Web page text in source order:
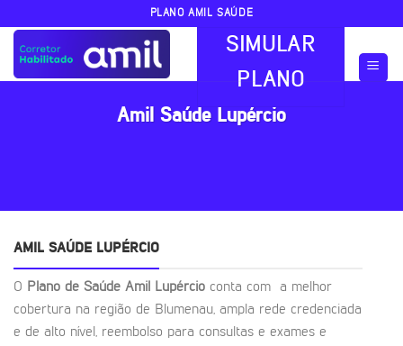
content
PLANO AMIL SAÚDE
SIMULAR
PLANO
Amil Saúde Lupércio
AMIL SAÚDE LUPÉRCIO
O Plano de Saúde Amil Lupércio conta com a melhor
cobertura na região de Blumenau, ampla rede credenciada
e de alto nível, reembolso para consultas e exames e